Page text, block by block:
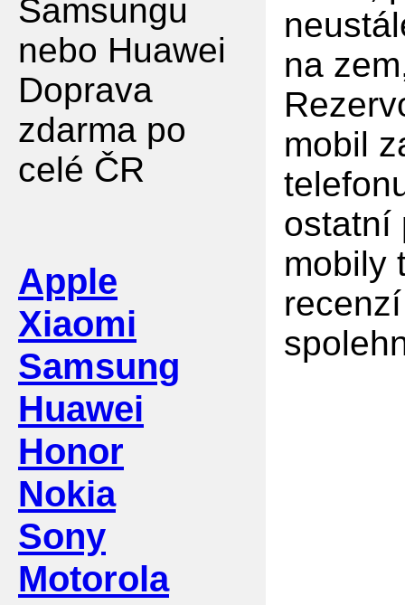
Samsungu
nebo Huawei
Doprava
zdarma po
celé ČR
Apple
Xiaomi
Samsung
Huawei
Honor
Nokia
Sony
Motorola
na
mobil
ostatní
mobily